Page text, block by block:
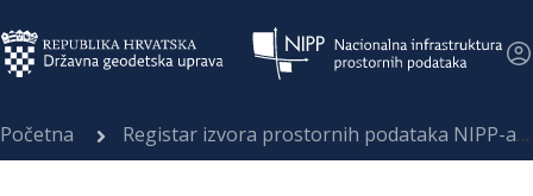
Početna Registar izvora prostornih podataka NIPP-a